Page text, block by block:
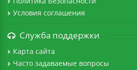
Условия соглашения
Служба поддержки
Карта сайта
Часто задаваемые вопросы